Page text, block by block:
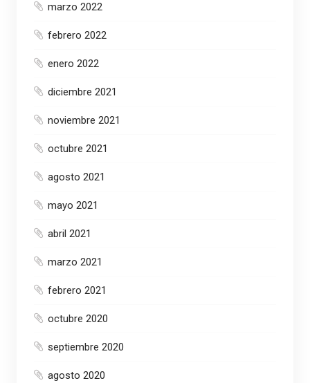
marzo 2022
febrero 2022
enero 2022
diciembre 2021
noviembre 2021
octubre 2021
agosto 2021
mayo 2021
abril 2021
marzo 2021
febrero 2021
octubre 2020
septiembre 2020
agosto 2020